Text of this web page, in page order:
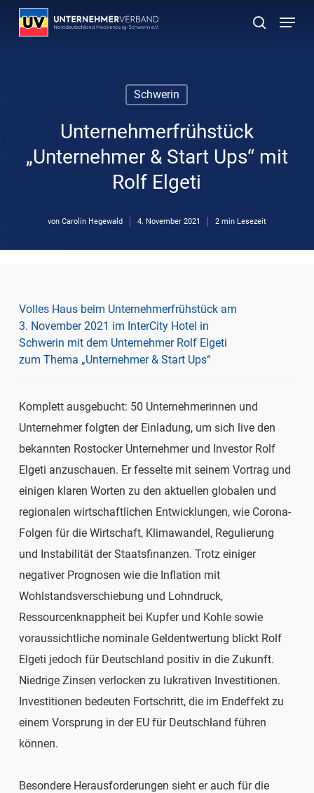
Skip
suchen
Menu
Schwerin
Unternehmerfrühstück
„Unternehmer & Start Ups“ mit
Rolf Elgeti
von Carolin Hegewald 4. November 2021 2 min Lesezeit
Volles Haus beim Unternehmerfrühstück am
3. November 2021 im InterCity Hotel in
Schwerin mit dem Unternehmer Rolf Elgeti
zum Thema „Unternehmer & Start Ups“
Komplett ausgebucht: 50 Unternehmerinnen und
Unternehmer folgten der Einladung, um sich live den
bekannten Rostocker Unternehmer und Investor Rolf
Elgeti anzuschauen. Er fesselte mit seinem Vortrag und
einigen klaren Worten zu den aktuellen globalen und
regionalen wirtschaftlichen Entwicklungen, wie Corona-
Folgen für die Wirtschaft, Klimawandel, Regulierung
und Instabilität der Staatsfinanzen. Trotz einiger
negativer Prognosen wie die Inflation mit
Wohlstandsverschiebung und Lohndruck,
Ressourcenknappheit bei Kupfer und Kohle sowie
voraussichtliche nominale Geldentwertung blickt Rolf
Elgeti jedoch für Deutschland positiv in die Zukunft.
Niedrige Zinsen verlocken zu lukrativen Investitionen.
Investitionen bedeuten Fortschritt, die im Endeffekt zu
einem Vorsprung in der EU für Deutschland führen
können.
Besondere Herausforderungen sieht er auch für die